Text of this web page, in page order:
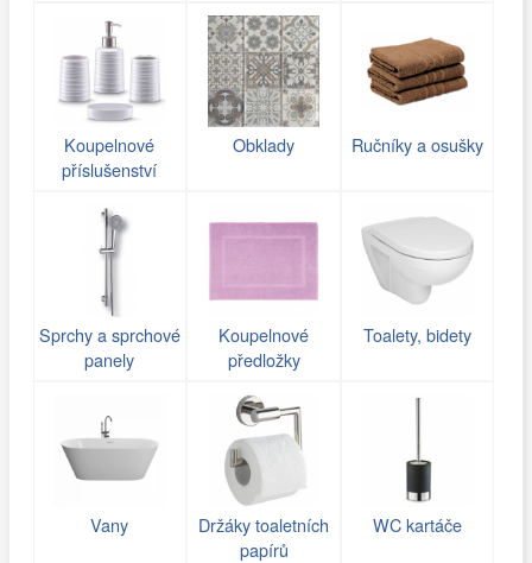
Koupelnové
příslušenství
Obklady Ručníky a osušky
Sprchy a sprchové
panely
Koupelnové
předložky
Toalety, bidety
Vany
Držáky toaletních
papírů
WC kartáče